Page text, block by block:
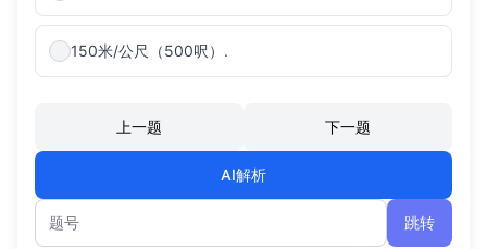
150米/公尺（500呎）.
上一题 下一题
AI解析
题号
跳转